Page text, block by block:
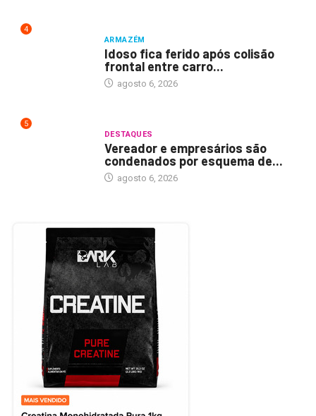
4
ARMAZÉM
Idoso fica ferido após colisão
frontal entre carro...
agosto 6, 2026
5
DESTAQUES
Vereador e empresários são
condenados por esquema de...
agosto 6, 2026